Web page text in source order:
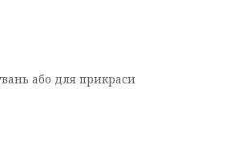
або для прикраси